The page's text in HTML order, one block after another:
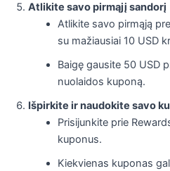
Atlikite savo pirmąjį sandorį
Atlikite savo pirmąją
su mažiausiai 10 USD
Baigę gausite 50 USD
nuolaidos kuponą.
Išpirkite ir naudokite savo
Prisijunkite prie
kuponus.
Kiekvienas kuponas